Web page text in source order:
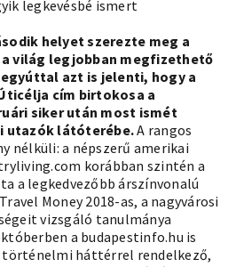
legkevésbé ismert
helyet szerezte meg a
világ legjobban megfizethető
azt is jelenti, hogy a
cím birtokosa a
siker után most ismét
utazók látóterébe.A rangos
nélküli: a népszerű amerikai
korábban szintén a
a legkedvezőbb árszínvonalú
Money 2018-as, a nagyvárosi
vizsgáló tanulmánya
a budapestinfo.hu is
háttérrel rendelkező,